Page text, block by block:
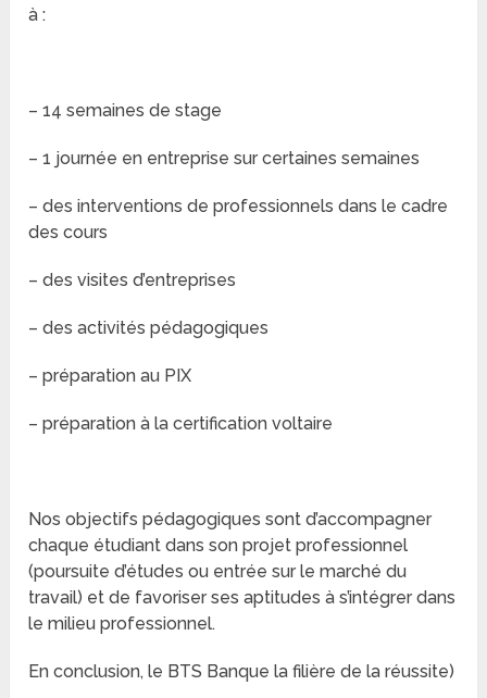
à :
– 14 semaines de stage
– 1 journée en entreprise sur certaines semaines
– des interventions de professionnels dans le cadre
des cours
– des visites d’entreprises
– des activités pédagogiques
– préparation au PIX
– préparation à la certification voltaire
Nos objectifs pédagogiques sont d’accompagner
chaque étudiant dans son projet professionnel
(poursuite d’études ou entrée sur le marché du
travail) et de favoriser ses aptitudes à s’intégrer dans
le milieu professionnel.
En conclusion, le BTS Banque la filière de la réussite)